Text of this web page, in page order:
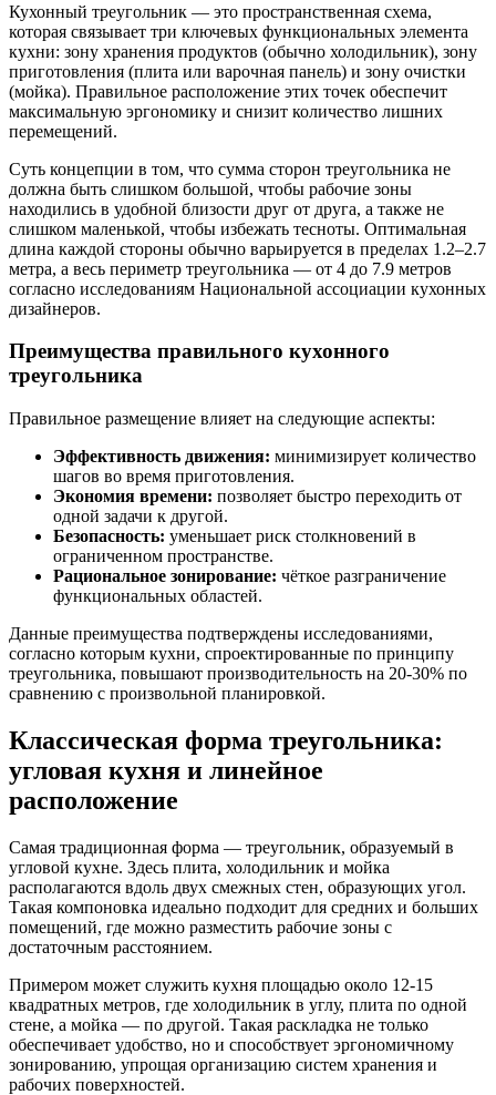
Кухонный треугольник — это пространственная схема,
которая связывает три ключевых функциональных элемента
кухни: зону хранения продуктов (обычно холодильник), зону
приготовления (плита или варочная панель) и зону очистки
(мойка). Правильное расположение этих точек обеспечит
максимальную эргономику и снизит количество лишних
перемещений.
Суть концепции в том, что сумма сторон треугольника не
должна быть слишком большой, чтобы рабочие зоны
находились в удобной близости друг от друга, а также не
слишком маленькой, чтобы избежать тесноты. Оптимальная
длина каждой стороны обычно варьируется в пределах 1.2–2.7
метра, а весь периметр треугольника — от 4 до 7.9 метров
согласно исследованиям Национальной ассоциации кухонных
дизайнеров.
Преимущества правильного кухонного
треугольника
Правильное размещение влияет на следующие аспекты:
Эффективность движения: минимизирует количество
шагов во время приготовления.
Экономия времени: позволяет быстро переходить от
одной задачи к другой.
Безопасность: уменьшает риск столкновений в
ограниченном пространстве.
Рациональное зонирование: чёткое разграничение
функциональных областей.
Данные преимущества подтверждены исследованиями,
согласно которым кухни, спроектированные по принципу
треугольника, повышают производительность на 20-30% по
сравнению с произвольной планировкой.
Классическая форма треугольника:
угловая кухня и линейное
расположение
Самая традиционная форма — треугольник, образуемый в
угловой кухне. Здесь плита, холодильник и мойка
располагаются вдоль двух смежных стен, образующих угол.
Такая компоновка идеально подходит для средних и больших
помещений, где можно разместить рабочие зоны с
достаточным расстоянием.
Примером может служить кухня площадью около 12-15
квадратных метров, где холодильник в углу, плита по одной
стене, а мойка — по другой. Такая раскладка не только
обеспечивает удобство, но и способствует эргономичному
зонированию, упрощая организацию систем хранения и
рабочих поверхностей.